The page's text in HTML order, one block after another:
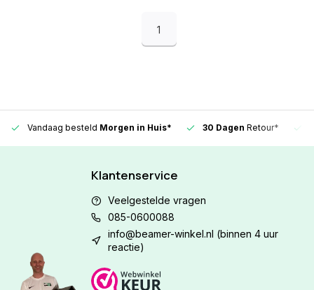
1
Vandaag besteld Morgen in Huis* 30 Dagen Retour*
Klantenservice
Veelgestelde vragen
085-0600088
info@beamer-winkel.nl (binnen 4 uur
reactie)